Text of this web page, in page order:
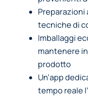
tecniche di
Imballaggi
mantenere
prodotto
Un’app
tempo reale